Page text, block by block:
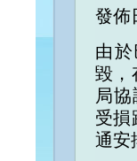
發佈
由
毀，
局
受損
通安